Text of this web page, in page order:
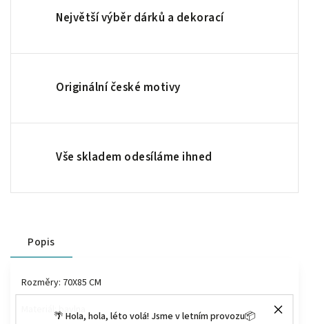
🌴 Hola, hola, léto volá! Jsme v letním provozu📦
Největší výběr dárků a dekorací
Originální české motivy
Vše skladem odesíláme ihned
Popis
Rozměry: 70X85 CM
Materiál: bavlna